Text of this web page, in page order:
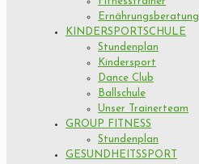
Ernährungsberatung
KINDERSPORTSCHULE
Stundenplan
Kindersport
Dance Club
Ballschule
Unser Trainerteam
GROUP FITNESS
Stundenplan
GESUNDHEITSSPORT